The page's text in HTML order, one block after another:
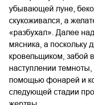
убывающей луне,
скукоживался, а
«разбухал». Далее
мясника, а поскольку
кровельщиком, забой
наступлении
помощью фонарей и
следующей стадии